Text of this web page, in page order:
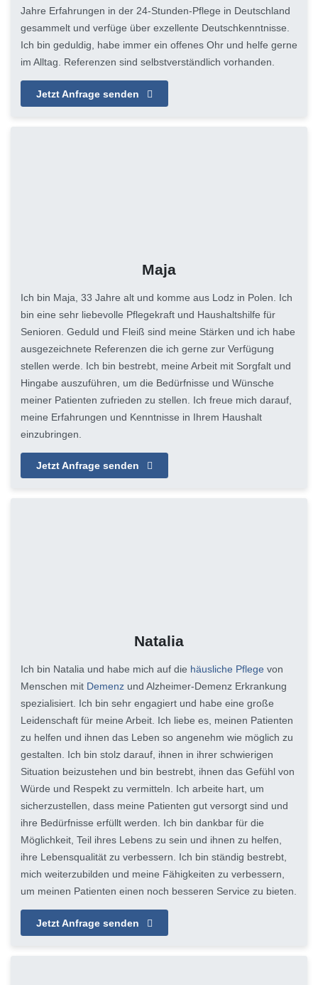
Jahre Erfahrungen in der 24-Stunden-Pflege in Deutschland
gesammelt und verfüge über exzellente Deutschkenntnisse.
Ich bin geduldig, habe immer ein offenes Ohr und helfe gerne
im Alltag. Referenzen sind selbstverständlich vorhanden.
Jetzt Anfrage senden
Maja
Ich bin Maja, 33 Jahre alt und komme aus Lodz in Polen. Ich
bin eine sehr liebevolle Pflegekraft und Haushaltshilfe für
Senioren. Geduld und Fleiß sind meine Stärken und ich habe
ausgezeichnete Referenzen die ich gerne zur Verfügung
stellen werde. Ich bin bestrebt, meine Arbeit mit Sorgfalt und
Hingabe auszuführen, um die Bedürfnisse und Wünsche
meiner Patienten zufrieden zu stellen. Ich freue mich darauf,
meine Erfahrungen und Kenntnisse in Ihrem Haushalt
einzubringen.
Jetzt Anfrage senden
Natalia
Ich bin Natalia und habe mich auf die häusliche Pflege von
Menschen mit Demenz und Alzheimer-Demenz Erkrankung
spezialisiert. Ich bin sehr engagiert und habe eine große
Leidenschaft für meine Arbeit. Ich liebe es, meinen Patienten
zu helfen und ihnen das Leben so angenehm wie möglich zu
gestalten. Ich bin stolz darauf, ihnen in ihrer schwierigen
Situation beizustehen und bin bestrebt, ihnen das Gefühl von
Würde und Respekt zu vermitteln. Ich arbeite hart, um
sicherzustellen, dass meine Patienten gut versorgt sind und
ihre Bedürfnisse erfüllt werden. Ich bin dankbar für die
Möglichkeit, Teil ihres Lebens zu sein und ihnen zu helfen,
ihre Lebensqualität zu verbessern. Ich bin ständig bestrebt,
mich weiterzubilden und meine Fähigkeiten zu verbessern,
um meinen Patienten einen noch besseren Service zu bieten.
Jetzt Anfrage senden